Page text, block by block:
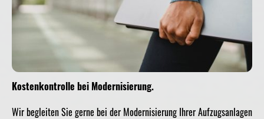
Kostenkontrolle bei Modernisierung.
Wir begleiten Sie gerne bei der Modernisierung Ihrer Aufzugsanlagen